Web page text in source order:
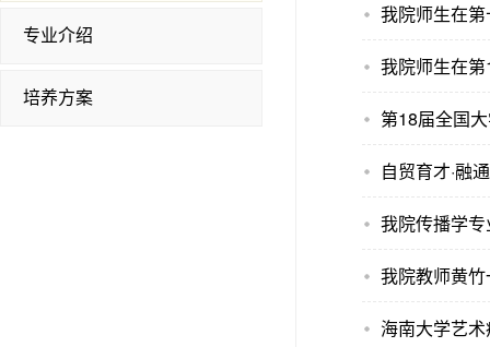
专业介绍
培养方案
我院师生在
我院师生在
第18届全国
自贸育才·融
我院传播学
我院教师黄
海南大学艺